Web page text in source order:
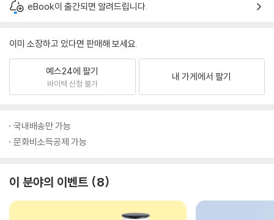
eBook이 출간되면 알려드립니다.
이미 소장하고 있다면 판매해 보세요.
예스24에 팔기
바이백 신청 불가
내 가게에서 팔기
국내배송만 가능
문화비소득공제 가능
이 분야의 이벤트 8